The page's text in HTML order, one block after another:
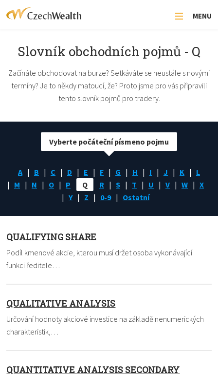
MENU
Slovník obchodních pojmů - Q
Začínáte obchodovat na burze? Setkáváte se neustále s novými
termíny? Je to někdy matoucí, že? Proto jsme pro vás připravili
tento slovník pojmů pro tradery.
A B C D E F G H I J K
L
M
N O P Q R S T U V W
X
Y
Z 0-9 Ostatní
Vyberte počáteční písmeno pojmu
QUALIFYING SHARE
Podíl kmenové akcie, kterou musí držet osoba vykonávající
funkci ředitele…
QUALITATIVE ANALYSIS
Určování hodnoty akciové investice na základě nenumerických
charakteristik,…
QUANTITATIVE ANALYSIS SECONDARY